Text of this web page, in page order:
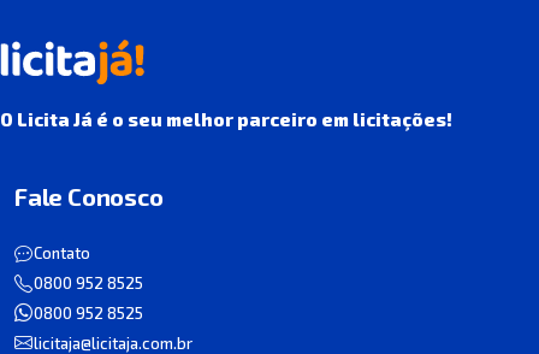
O Licita Já é o seu melhor parceiro em licitações!
Fale Conosco
Contato
0800 952 8525
0800 952 8525
licitaja@licitaja.com.br